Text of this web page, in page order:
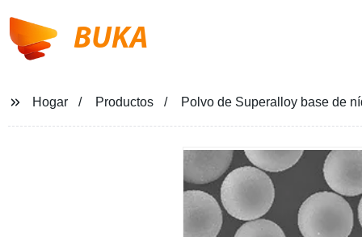
BUKA
Hogar Productos Polvo de Superalloy base de